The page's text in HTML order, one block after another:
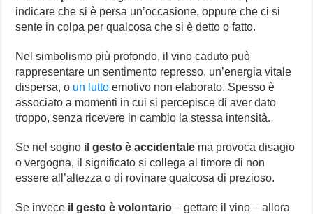
indicare che si è persa un’occasione, oppure che ci si
sente in colpa per qualcosa che si è detto o fatto.
Nel simbolismo più profondo, il vino caduto può
rappresentare un sentimento represso, un’energia vitale
dispersa, o un lutto emotivo non elaborato. Spesso è
associato a momenti in cui si percepisce di aver dato
troppo, senza ricevere in cambio la stessa intensità.
Se nel sogno il gesto è accidentale ma provoca disagio
o vergogna, il significato si collega al timore di non
essere all’altezza o di rovinare qualcosa di prezioso.
Se invece il gesto è volontario – gettare il vino – allora